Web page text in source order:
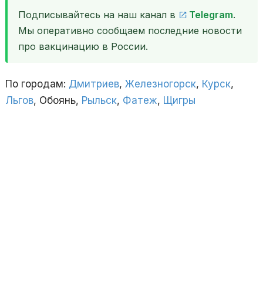
Подписывайтесь на наш канал в Telegram.
Мы оперативно сообщаем последние новости
про вакцинацию в России.
По городам: Дмитриев, Железногорск, Курск,
Льгов, Обоянь, Рыльск, Фатеж, Щигры